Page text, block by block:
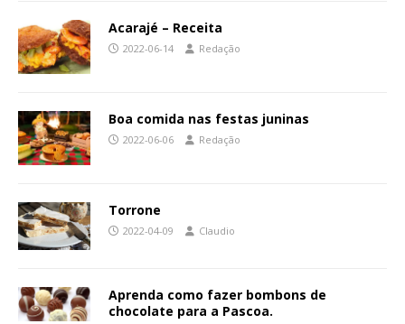
Acarajé – Receita
2022-06-14 Redação
Boa comida nas festas juninas
2022-06-06 Redação
Torrone
2022-04-09 Claudio
Aprenda como fazer bombons de
chocolate para a Pascoa.